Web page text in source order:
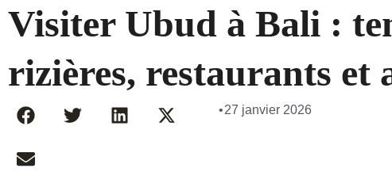
Visiter Ubud à Bali :
rizières, restaurants et
•27 janvier 2026